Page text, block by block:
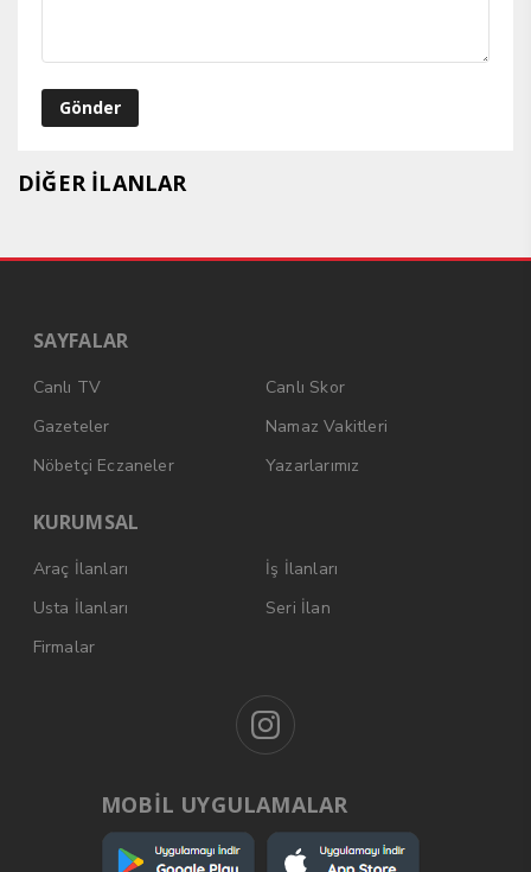
DİĞER İLANLAR
SAYFALAR
Canlı TV
Canlı Skor
Gazeteler
Namaz Vakitleri
Nöbetçi Eczaneler
Yazarlarımız
KURUMSAL
Araç İlanları
İş İlanları
Usta İlanları
Seri İlan
Firmalar
MOBİL UYGULAMALAR